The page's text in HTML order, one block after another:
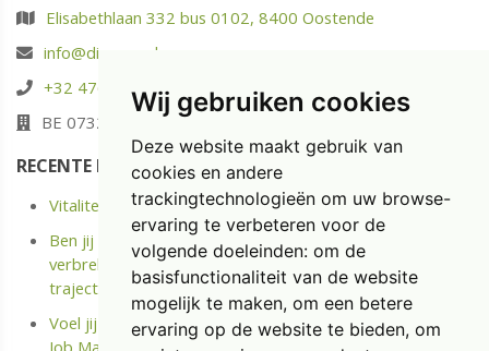
Wij gebruiken cookies
Deze website maakt gebruik van
cookies en andere
trackingtechnologieën om uw browse-
ervaring te verbeteren voor de
volgende doeleinden: om de
basisfunctionaliteit van de website
mogelijk te maken, om een betere
ervaring op de website te bieden, om
Elisabethlaan 332 bus 0102, 8400 Oostende
info@diaspoor.be
+32 476 88 05 37
BE 0732.580.523
RECENTE POSTS
Vitaliteit: energie opladen in plaats van enkel uitrusten
Ben jij langdurige ziek of Kreeg je onlangs een Medische
verbreking? Ontdek het kostenloze Terug naar Werk
traject.
Voel jij je niet meer gemotiveerd op jouw job? Doe de
Job Match Scan